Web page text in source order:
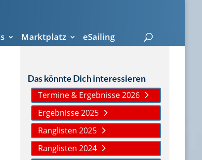
Marktplatz eSailing
Das könnte Dich interessieren
Termine & Ergebnisse 2026
Ergebnisse 2025
Ranglisten 2025
Ranglisten 2024